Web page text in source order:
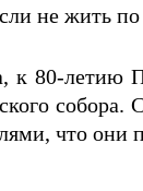
не жить
80-летию
что